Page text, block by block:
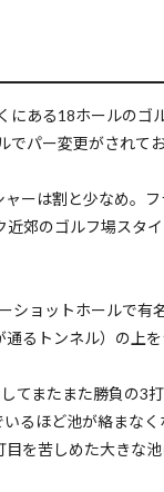
ある18ホールの
パー変更がされて
ーは割と少なめ
郊のゴルフ場ス
ョットホールで有
るトンネル）の
てまたまた勝負の
るほど池が絡まなく
を苦しめた大き